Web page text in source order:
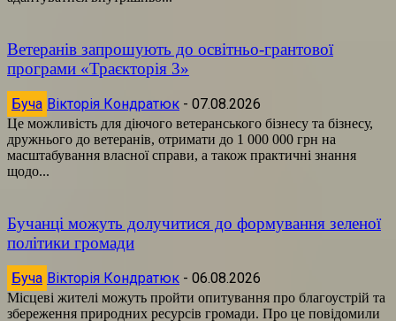
Ветеранів запрошують до освітньо-грантової
програми «Траєкторія 3»
Буча Вікторія Кондратюк - 07.08.2026
Це можливість для діючого ветеранського бізнесу та бізнесу,
дружнього до ветеранів, отримати до 1 000 000 грн на
масштабування власної справи, а також практичні знання
щодо...
Бучанці можуть долучитися до формування зеленої
політики громади
Буча Вікторія Кондратюк - 06.08.2026
Місцеві жителі можуть пройти опитування про благоустрій та
збереження природних ресурсів громади. Про це повідомили